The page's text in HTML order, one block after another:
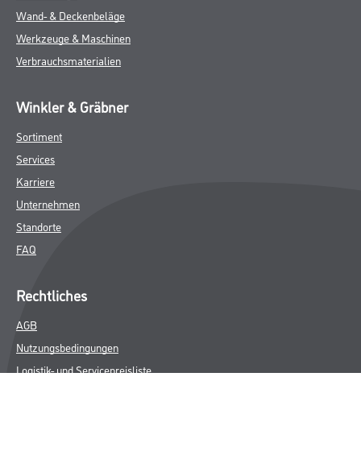
Wand- & Deckenbeläge
Werkzeuge & Maschinen
Verbrauchsmaterialien
Winkler & Gräbner
Sortiment
Services
Karriere
Unternehmen
Standorte
FAQ
Rechtliches
AGB
Nutzungsbedingungen
Logistik- und Servicepreisliste